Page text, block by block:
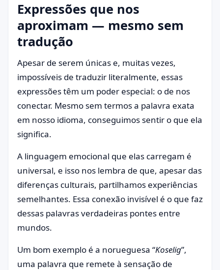
Expressões que nos
aproximam — mesmo sem
tradução
Apesar de serem únicas e, muitas vezes,
impossíveis de traduzir literalmente, essas
expressões têm um poder especial: o de nos
conectar. Mesmo sem termos a palavra exata
em nosso idioma, conseguimos sentir o que ela
significa.
A linguagem emocional que elas carregam é
universal, e isso nos lembra de que, apesar das
diferenças culturais, partilhamos experiências
semelhantes. Essa conexão invisível é o que faz
dessas palavras verdadeiras pontes entre
mundos.
Um bom exemplo é a norueguesa “Koselig”,
uma palavra que remete à sensação de